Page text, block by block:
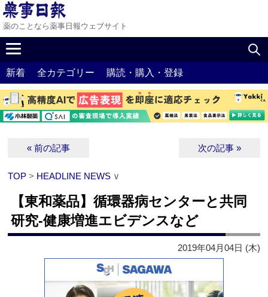
薬のことなら薬事日報ウェブサイト
新着 全カテゴリー 購読・購入・登録
« 前の記事 次の記事 »
TOP > HEADLINE NEWS ∨
【東和薬品】循環器病センターと共同
研究‐健康増進エビデンスなど
2019年04月04日 (木)